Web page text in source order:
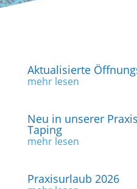
Aktualisierte
mehr lesen
Neu in unserer
Taping
mehr lesen
Praxisurlaub 2026